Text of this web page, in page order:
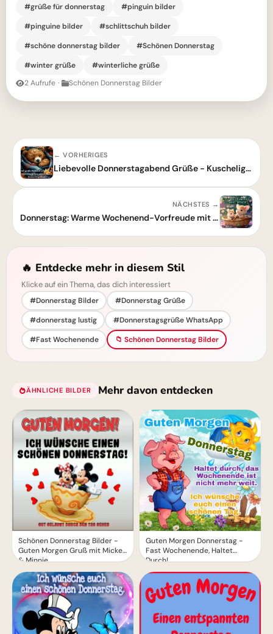
#grüße für donnerstag
#pinguin bilder
#pinguine bilder
#schlittschuh bilder
#schöne donnerstag bilder
#Schönen Donnerstag
#winter grüße
#winterliche grüße
2 Aufrufe · Schönen Donnerstag Bilder
← VORHERIGES
Liebevolle Donnerstagabend Grüße - Kuscheliger Abend
NÄCHSTES →
Donnerstag: Warme Wochenend-Vorfreude mit süßen Mäuschen genießen
🔥 Entdecke mehr in diesem Stil
Klicke auf ein Thema, das dich interessiert
#Donnerstag Bilder
#Donnerstag Grüße
#donnerstag lustig
#Donnerstagsgrüße WhatsApp
#Fast Wochenende
📁 Schönen Donnerstag Bilder
ÄHNLICHE BILDER Mehr davon entdecken
Schönen Donnerstag Bilder -
Guten Morgen Gruß mit Mickey
& Minnie
Guten Morgen Donnerstag -
Fast Wochenende, Haltet
Durch!